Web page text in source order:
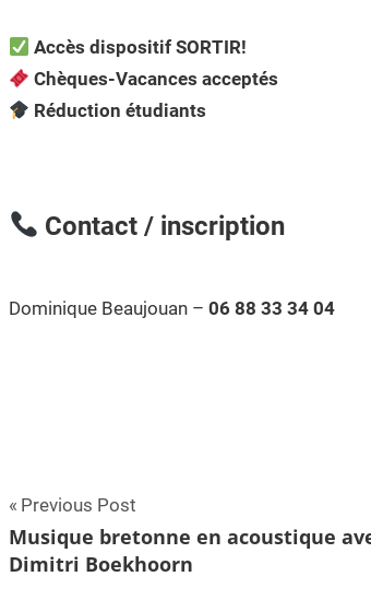
Accès dispositif SORTIR!
Chèques-Vacances acceptés
Réduction étudiants
Contact / inscription
Dominique Beaujouan – 06 88 33 34 04
Navigation
de
Previous Post
Musique bretonne en acoustique
Dimitri Boekhoorn